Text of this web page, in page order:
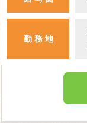
勤 務 地